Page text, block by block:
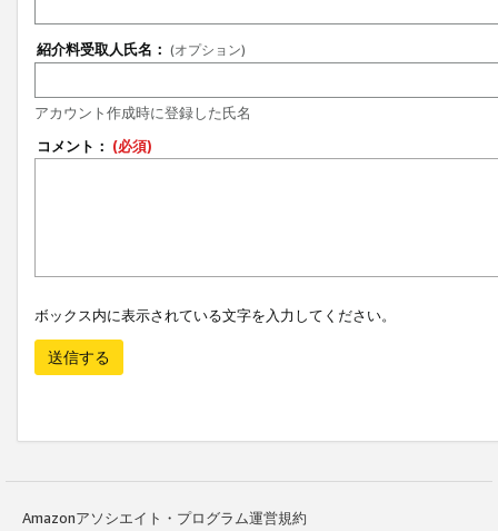
紹介料受取人氏名： (オプション)
アカウント作成時に登録した氏名
コメント： (必須)
ボックス内に表示されている文字を入力してください。
送信する
Amazonアソシエイト・プログラム運営規約